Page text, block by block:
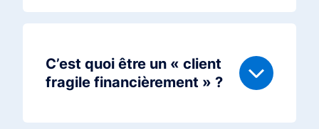
C’est quoi être un « client
fragile financièrement » ?